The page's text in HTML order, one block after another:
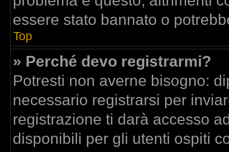
essere stato bannato o
Top
» Perché devo registrarmi?
Potresti non averne bisogno:
necessario registrarsi per
registrazione ti darà accesso
disponibili per gli utenti ospiti